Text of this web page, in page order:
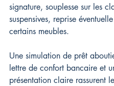
signature, souplesse sur les
suspensives, reprise
certains meubles.
Une simulation de prêt
lettre de confort bancaire et
présentation claire rassurent